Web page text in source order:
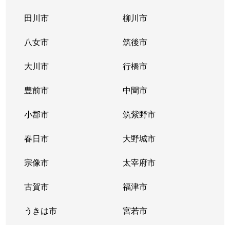
田川市 柳川市
八女市 筑後市
大川市 行橋市
豊前市 中間市
小郡市 筑紫野市
春日市 大野城市
宗像市 太宰府市
古賀市 福津市
うきは市 宮若市